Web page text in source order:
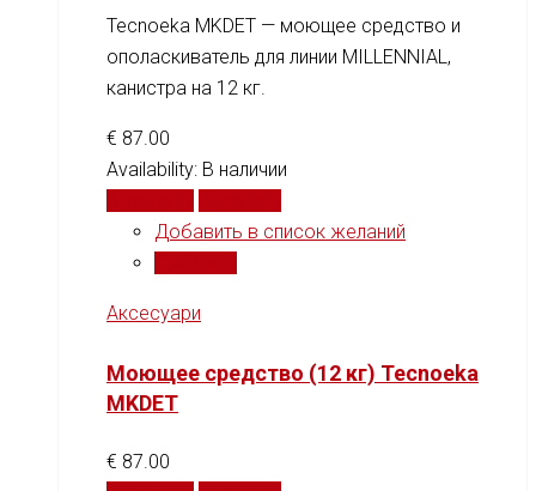
Tecnoeka MKDET — моющее средство и
ополаскиватель для линии MILLENNIAL,
канистра на 12 кг.
€ 87.00
Availability: В наличии
Добавить в список желаний
Аксесуари
Моющее средство (12 кг) Tecnoeka
MKDET
€ 87.00